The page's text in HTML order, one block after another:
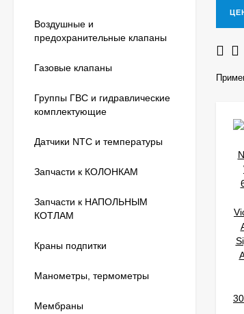
Воздушные и
предохранительные клапаны
Газовые клапаны
Группы ГВС и гидравлические
комплектующие
Датчики NTC и температуры
Запчасти к КОЛОНКАМ
Запчасти к НАПОЛЬНЫМ
КОТЛАМ
Краны подпитки
Манометры, термометры
Мембраны